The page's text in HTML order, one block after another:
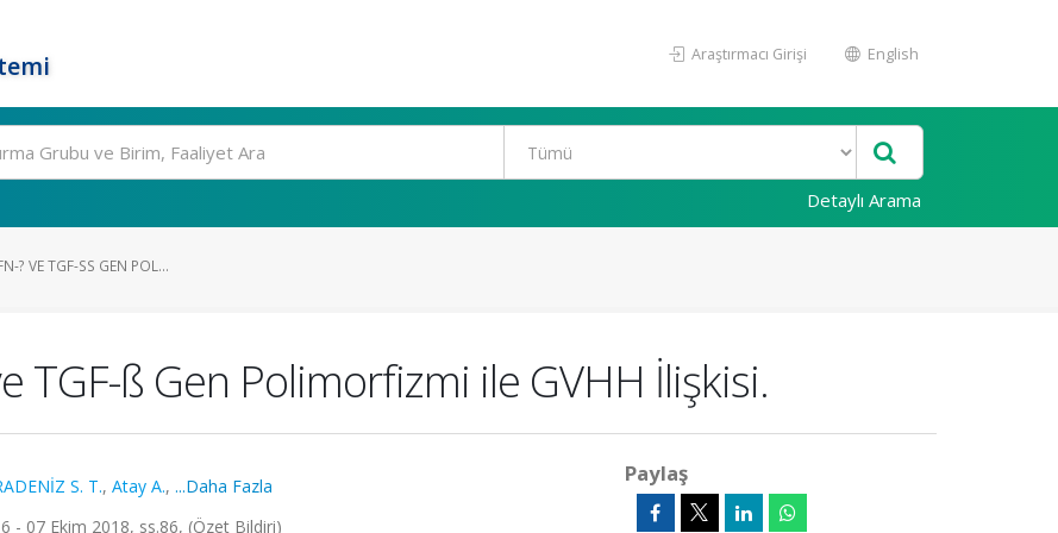
Araştırmacı Girişi English
Detaylı Arama
? VE TGF-SS GEN POL...
TGF-ß Gen Polimorfizmi ile GVHH İlişkisi.
S. T., Atay A., ...Daha Fazla
- 07 Ekim 2018, ss.86, (Özet Bildiri)
Paylaş